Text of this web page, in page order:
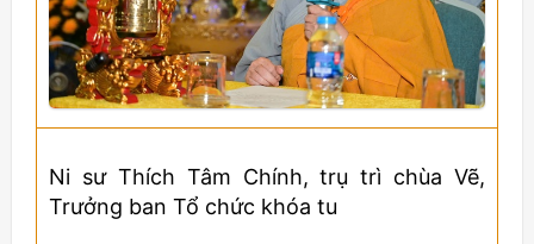
Ni sư Thích Tâm Chính, trụ trì chùa Vẽ,
Trưởng ban Tổ chức khóa tu